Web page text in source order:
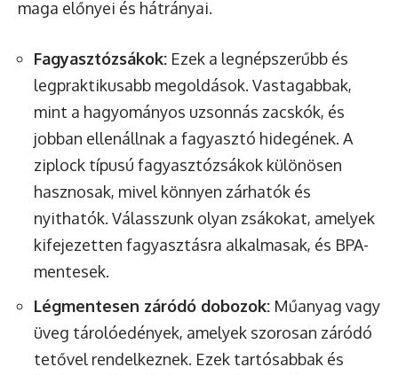
maga előnyei és hátrányai.
Fagyasztózsákok: Ezek a legnépszerűbb és
legpraktikusabb megoldások. Vastagabbak,
mint a hagyományos uzsonnás zacskók, és
jobban ellenállnak a fagyasztó hidegének. A
ziplock típusú fagyasztózsákok különösen
hasznosak, mivel könnyen zárhatók és
nyithatók. Válasszunk olyan zsákokat, amelyek
kifejezetten fagyasztásra alkalmasak, és BPA-
mentesek.
Légmentesen záródó dobozok: Műanyag vagy
üveg tárolóedények, amelyek szorosan záródó
tetővel rendelkeznek. Ezek tartósabbak és